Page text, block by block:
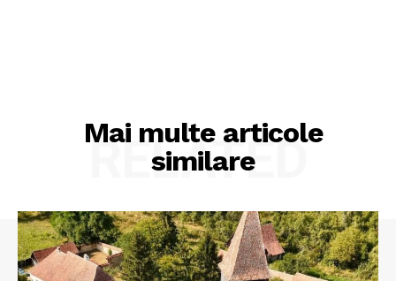
Mai multe articole
similare
RELATED